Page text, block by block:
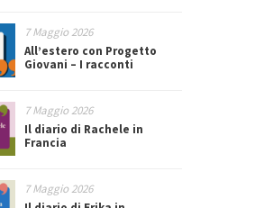
7 Maggio 2026
All’estero con Progetto
Giovani – I racconti
7 Maggio 2026
Il diario di Rachele in
Francia
7 Maggio 2026